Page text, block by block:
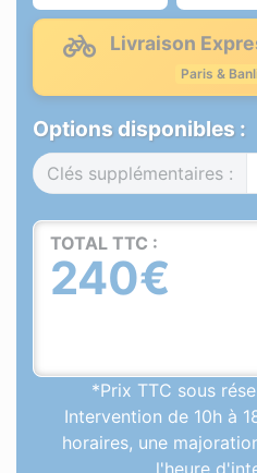
Livraison
Paris &
Options disponibles :
Clés supplémentaires :
TOTAL TTC :
240€
*Prix TTC sous
Intervention de 10h à
horaires, une